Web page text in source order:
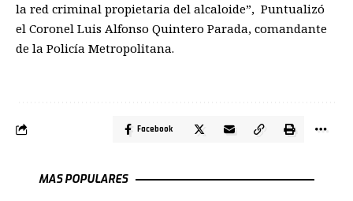
la red criminal propietaria del alcaloide”, Puntualizó
el Coronel Luis Alfonso Quintero Parada, comandante
de la Policía Metropolitana.
Facebook
MAS POPULARES